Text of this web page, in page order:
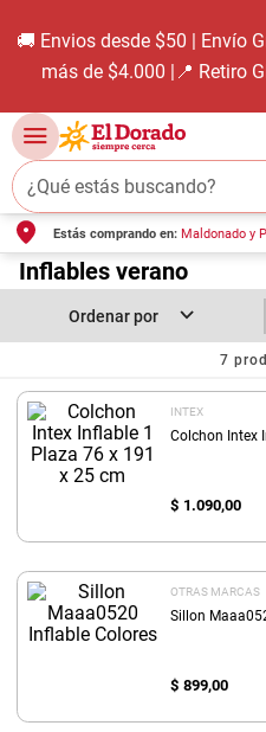
🚚 Envios desde $50 | Envío
más de $4.000 |📍 Retiro
¿Qué estás buscando?
Estás comprando en: Maldonado y
Inflables verano
7
INTEX
Colchon Intex
$ 1.090,00
OTRAS MARCAS
Sillon
$ 899,00